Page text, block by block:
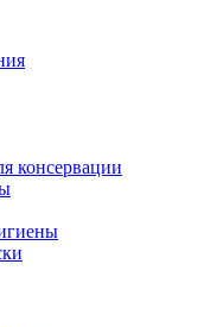
консервации